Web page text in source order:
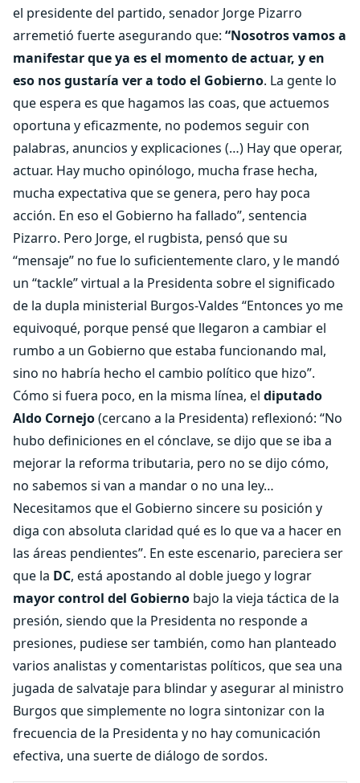
el presidente del partido, senador Jorge Pizarro
arremetió fuerte asegurando que: “Nosotros vamos a
manifestar que ya es el momento de actuar, y en
eso nos gustaría ver a todo el Gobierno. La gente lo
que espera es que hagamos las coas, que actuemos
oportuna y eficazmente, no podemos seguir con
palabras, anuncios y explicaciones (…) Hay que operar,
actuar. Hay mucho opinólogo, mucha frase hecha,
mucha expectativa que se genera, pero hay poca
acción. En eso el Gobierno ha fallado”, sentencia
Pizarro. Pero Jorge, el rugbista, pensó que su
“mensaje” no fue lo suficientemente claro, y le mandó
un “tackle” virtual a la Presidenta sobre el significado
de la dupla ministerial Burgos-Valdes “Entonces yo me
equivoqué, porque pensé que llegaron a cambiar el
rumbo a un Gobierno que estaba funcionando mal,
sino no habría hecho el cambio político que hizo”.
Cómo si fuera poco, en la misma línea, el diputado
Aldo Cornejo(cercano a la Presidenta) reflexionó: “No
hubo definiciones en el cónclave, se dijo que se iba a
mejorar la reforma tributaria, pero no se dijo cómo,
no sabemos si van a mandar o no una ley…
Necesitamos que el Gobierno sincere su posición y
diga con absoluta claridad qué es lo que va a hacer en
las áreas pendientes”. En este escenario, pareciera ser
que la DC, está apostando al doble juego y lograr
mayor control del Gobierno bajo la vieja táctica de la
presión, siendo que la Presidenta no responde a
presiones, pudiese ser también, como han planteado
varios analistas y comentaristas políticos, que sea una
jugada de salvataje para blindar y asegurar al ministro
Burgos que simplemente no logra sintonizar con la
frecuencia de la Presidenta y no hay comunicación
efectiva, una suerte de diálogo de sordos.